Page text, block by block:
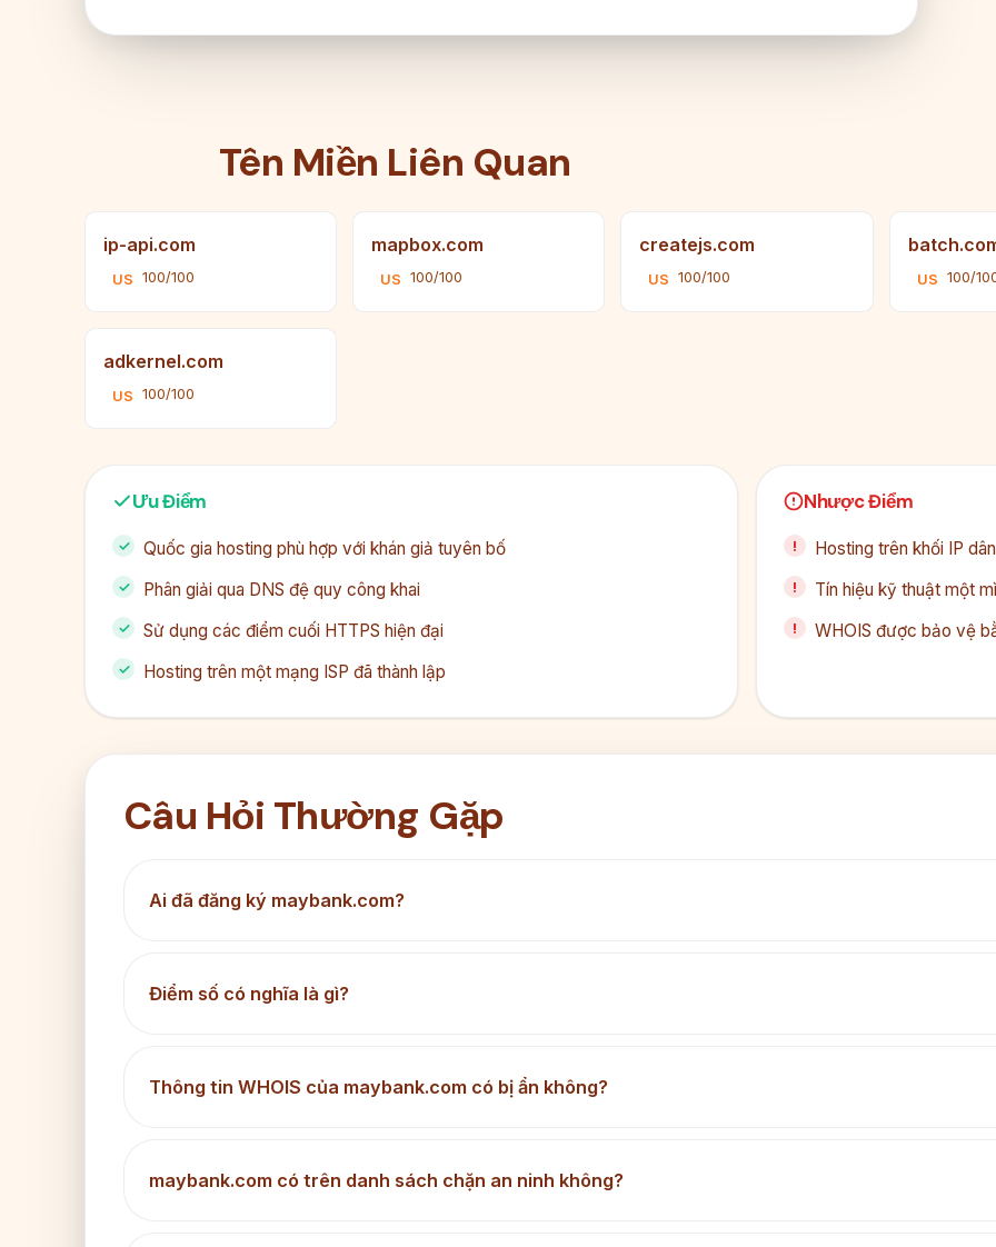
Tên Miền Liên Quan
ip-api.com
US 100/100
mapbox.com
US 100/100
createjs.com
US 100/100 US 100/
adkernel.com
US 100/100
Ưu Điểm
Quốc gia hosting phù hợp với khán giả tuyên bố
Phân giải qua DNS đệ quy công khai
Sử dụng các điểm cuối HTTPS hiện đại
Hosting trên một mạng ISP đã thành lập
Nhược Điểm
Hosting trên khối IP
Tín hiệu kỹ thuật một
WHOIS được bảo vệ
Câu Hỏi Thường Gặp
Ai đã đăng ký maybank.com?
Điểm số có nghĩa là gì?
Thông tin WHOIS của maybank.com có bị ẩn không?
maybank.com có trên danh sách chặn an ninh không?